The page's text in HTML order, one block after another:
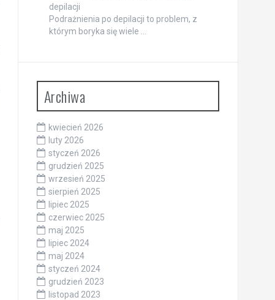
depilacji
Podrażnienia po depilacji to problem, z
którym boryka się wiele …
Archiwa
kwiecień 2026
luty 2026
styczeń 2026
grudzień 2025
wrzesień 2025
sierpień 2025
lipiec 2025
czerwiec 2025
maj 2025
lipiec 2024
maj 2024
styczeń 2024
grudzień 2023
listopad 2023